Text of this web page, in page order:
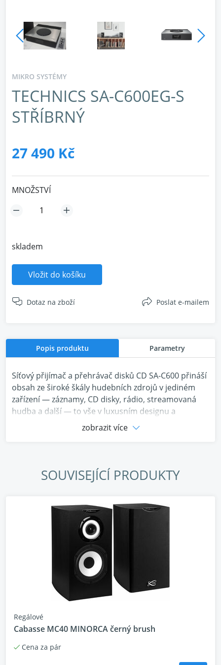
MIKRO SYSTÉMY
TECHNICS SA-C600EG-S
STŘÍBRNÝ
27 490 Kč
MNOŽSTVÍ
skladem
Vložit do košíku
Dotaz na zboží Poslat e-mailem
Popis produktu Parametry
Síťový přijímač a přehrávač disků CD SA-C600 přináší
obsah ze široké škály hudebních zdrojů v jediném
zařízení — záznamy, CD disky, rádio, streamovaná
hudba a další — to vše v luxusním designu a
špičkové zvukové kvalitě značky Technics.
(Jitter Elimination and Noise-
shaping Optimization – eliminace
kolísání signálu a optimalizaci
zobrazit více
SOUVISEJÍCÍ PRODUKTY
Regálové
Cabasse MC40 MINORCA černý brush
Cena za pár